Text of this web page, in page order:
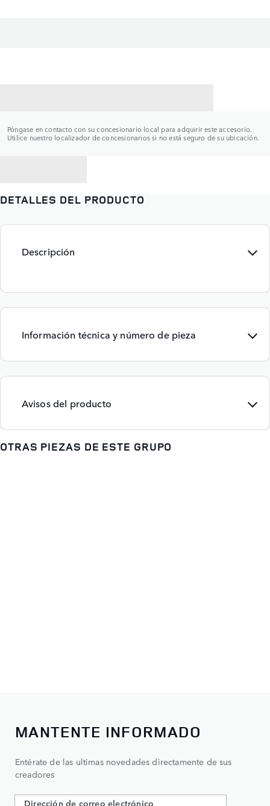
Póngase en contacto con su concesionario local para adquirir este accesorio.
Utilice nuestro localizador de concesionarios si no está seguro de su ubicación.
DETALLES DEL PRODUCTO
Descripción
Información técnica y número de pieza
Avisos del producto
OTRAS PIEZAS DE ESTE GRUPO
MANTENTE INFORMADO
Entérate de las ultimas novedades directamente de sus
creadores